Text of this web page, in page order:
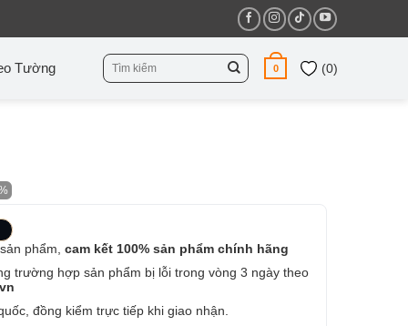
Tường
Tìm
kiếm:
0 (0)
phẩm, cam kết 100% sản phẩm chính hãng
trường hợp sản phẩm bị lỗi trong vòng 3 ngày theo
đồng kiểm trực tiếp khi giao nhận.